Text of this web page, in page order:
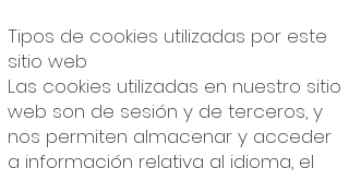
Tipos de cookies utilizadas por este
sitio web
Las cookies utilizadas en nuestro sitio
web son de sesión y de terceros, y
nos permiten almacenar y acceder
a información relativa al idioma, el